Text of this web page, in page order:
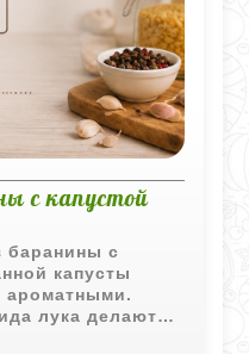
с капустой
баранины с
капусты
ароматными.
лука делают
а панировка